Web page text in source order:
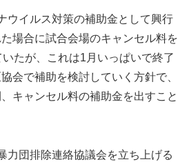
イルス対策の補助金として興行
場合に試合会場のキャンセル料を
いたが、これは1月いっぱいで終了
会で補助を検討していく方針で、
キャンセル料の補助金を出すこと
団排除連絡協議会を立ち上げる